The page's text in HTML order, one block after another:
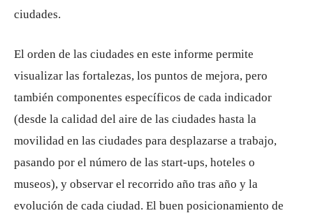
ciudades.
El orden de las ciudades en este informe permite
visualizar las fortalezas, los puntos de mejora, pero
también componentes específicos de cada indicador
(desde la calidad del aire de las ciudades hasta la
movilidad en las ciudades para desplazarse a trabajo,
pasando por el número de las start-ups, hoteles o
museos), y observar el recorrido año tras año y la
evolución de cada ciudad. El buen posicionamiento de